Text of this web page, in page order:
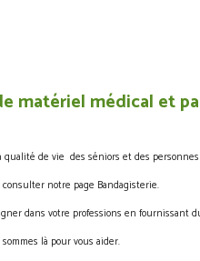
matériel médical et
qualité de vie des séniors et des
consulter notre page Bandagisterie.
dans votre professions en fournissant
là pour vous aider.